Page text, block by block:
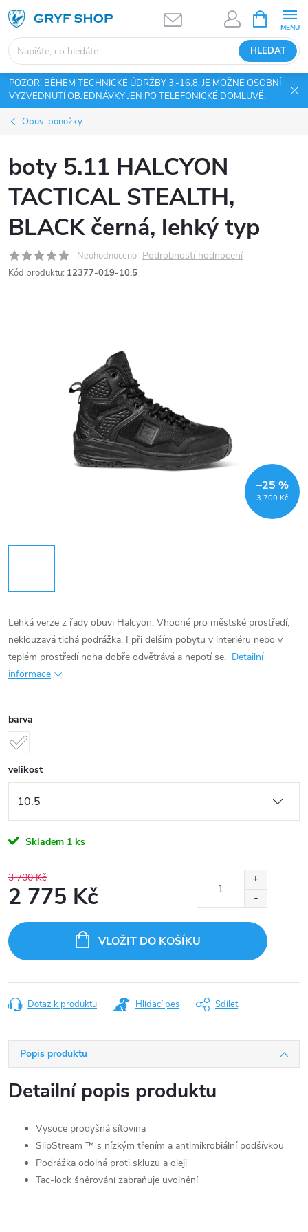
Přejít
na
obsah
HLEDAT
NÁKUPNÍ
KOŠÍK
POZOR! BĚHEM TECHNICKÉ ÚDRŽBY 3.-16.8. JE MOŽNÉ OSOBNÍ
VYZVEDNUTÍ OBJEDNÁVKY JEN PO TELEFONICKÉ DOMLUVĚ.
Obuv, ponožky
boty 5.11 HALCYON
TACTICAL STEALTH,
BLACK černá, lehký typ
Neohodnoceno Podrobnosti hodnocení
Kód produktu: 12377-019-10.5
3 700 Kč
–25 %
Lehká verze z řady obuvi Halcyon. Vhodné pro městské prostředí,
neklouzavá tichá podrážka. I při delším pobytu v interiéru nebo v
teplém prostředí noha dobře odvětrává a nepotí se. Detailní
informace
barva
velikost
Skladem 1 ks
3 700 Kč
2 775 Kč
cena:
VLOŽIT DO KOŠÍKU
Dotaz k produktu Hlídací pes Sdílet
Popis produktu
Detailní popis produktu
Vysoce prodyšná síťovina
SlipStream ™ s nízkým třením a antimikrobiální podšívkou
Podrážka odolná proti skluzu a oleji
Tac-lock šněrování zabraňuje uvolnění